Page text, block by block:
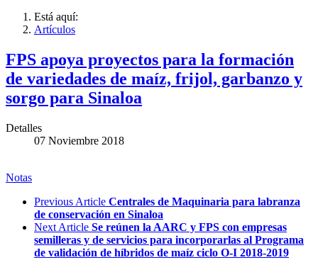
Está aquí:
Artículos
FPS apoya proyectos para la formación
de variedades de maíz, frijol, garbanzo y
sorgo para Sinaloa
Detalles
07 Noviembre 2018
Notas
Previous Article Centrales de Maquinaria para labranza
de conservación en Sinaloa
Next Article Se reúnen la AARC y FPS con empresas
semilleras y de servicios para incorporarlas al Programa
de validación de híbridos de maíz ciclo O-I 2018-2019